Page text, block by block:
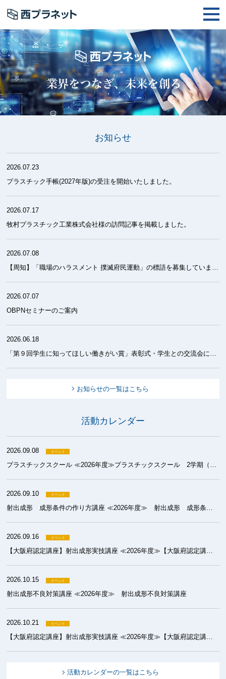
お知らせ
2026.07.23
プラスチック手帳(2027年版)の受注を開始いたしました。
2026.07.17
牧村プラスチック工業株式会社様の訪問記事を掲載しました。
2026.07.08
2026.07.07
OBPNセミナーのご案内
2026.06.18
お知らせの一覧はこちら
活動カレンダー
2026.09.08
プラスチックスクール ≪2026年度≫プラスチックスクール 2学期（成形）
2026.09.10
射出成形 成形条件の作り方講座 ≪2026年度≫ 射出成形 成形条件の作り方講座
2026.09.16
【大阪府認定講座】射出成形実技講座 ≪2026年度≫【大阪府認定講座】射出成形実技講座 基礎コース
2026.10.15
射出成形不良対策講座 ≪2026年度≫ 射出成形不良対策講座
2026.10.21
【大阪府認定講座】射出成形実技講座 ≪2026年度≫【大阪府認定講座】射出成形実技講座 初級コース
活動カレンダーの一覧はこちら